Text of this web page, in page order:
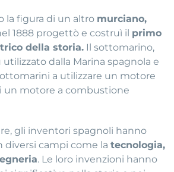
la figura di un altro murciano,
1888 progettò e costruì il primo
della storia. Il sottomarino,
utilizzato dalla Marina spagnola e
a utilizzare un motore
un motore a combustione
gli inventori spagnoli hanno
diversi campi come la tecnologia,
. Le loro invenzioni hanno